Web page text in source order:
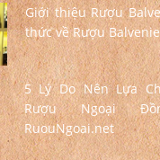
Giới thiệu Rượu
thức về Rượu Balvenie
5 Lý Do Nên Lựa
Rượu Ngoại
RuouNgoai.net